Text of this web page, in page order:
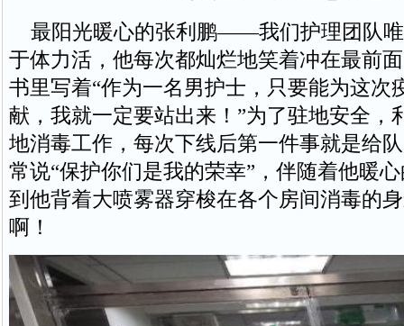
最阳光暖心的张利鹏——我们护理团队唯
于体力活，他每次都灿烂地笑着冲在最前
书里写着“作为一名男护士，只要能为这次
献，我就一定要站出来！”为了驻地安全，
地消毒工作，每次下线后第一件事就是给
常说“保护你们是我的荣幸”，伴随着他暖
到他背着大喷雾器穿梭在各个房间消毒的
啊！